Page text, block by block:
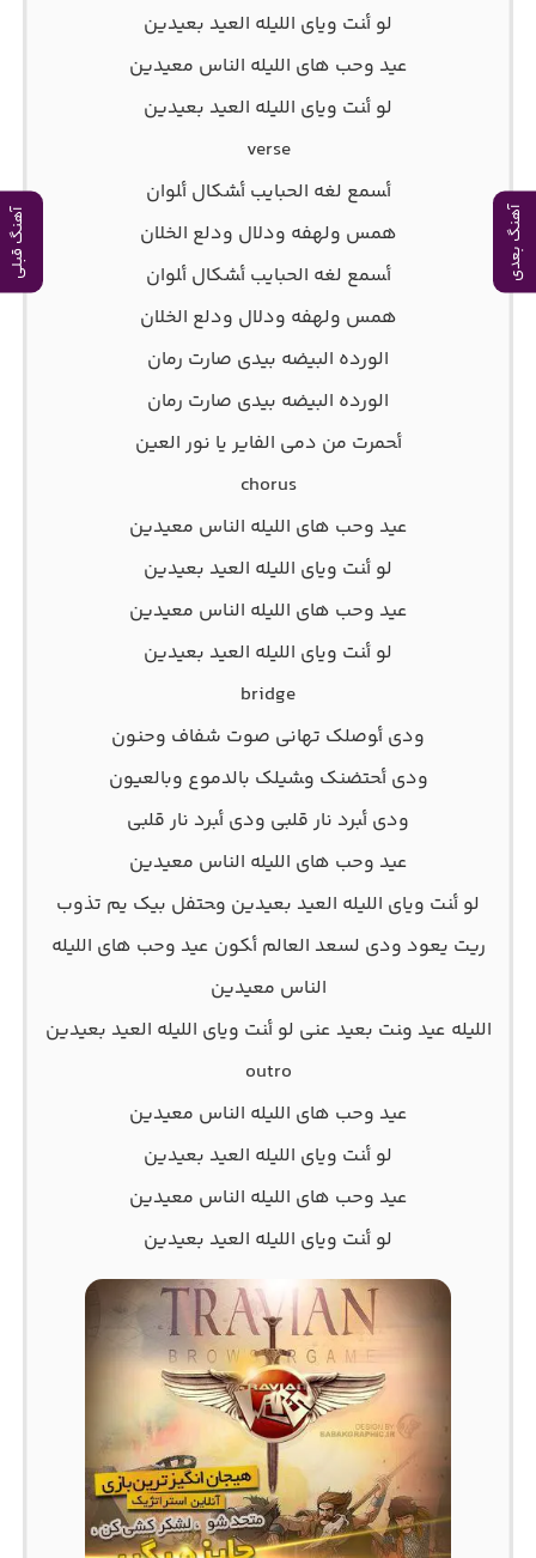
آهنگ بعدی آهنگ قبلی
ﻟﻮ أﻨﺖ وﻳﺎی اﻟﻠﻴﻠﻪ اﻟﻌﻴﺪ ﺑﻌﻴﺪﻳﻦ
ﻋﻴﺪ وﺣﺐ ﻫﺎی اﻟﻠﻴﻠﻪ اﻟﻨﺎس ﻣﻌﻴﺪﻳﻦ
ﻟﻮ أﻨﺖ وﻳﺎی اﻟﻠﻴﻠﻪ اﻟﻌﻴﺪ ﺑﻌﻴﺪﻳﻦ
verse
أﺴﻤﻊ ﻟﻐﻪ اﻟﺤﺒﺎﻳﺐ أﺸﻜﺎل أﻠﻮان
ﻫﻤﺲ وﻟﻬﻔﻪ ودﻟﺎل ودﻟﻊ اﻟﺨﻠﺎن
أﺴﻤﻊ ﻟﻐﻪ اﻟﺤﺒﺎﻳﺐ أﺸﻜﺎل أﻠﻮان
ﻫﻤﺲ وﻟﻬﻔﻪ ودﻟﺎل ودﻟﻊ اﻟﺨﻠﺎن
اﻟﻮرده اﻟﺒﻴﻀﻪ ﺑﻴﺪی ﺻﺎرت رﻣﺎن
اﻟﻮرده اﻟﺒﻴﻀﻪ ﺑﻴﺪی ﺻﺎرت رﻣﺎن
أﺤﻤﺮت ﻣﻦ دﻣﻰ اﻟﻔﺎﻳﺮ ﻳﺎ ﻧﻮر اﻟﻌﻴﻦ
chorus
ﻋﻴﺪ وﺣﺐ ﻫﺎی اﻟﻠﻴﻠﻪ اﻟﻨﺎس ﻣﻌﻴﺪﻳﻦ
ﻟﻮ أﻨﺖ وﻳﺎی اﻟﻠﻴﻠﻪ اﻟﻌﻴﺪ ﺑﻌﻴﺪﻳﻦ
ﻋﻴﺪ وﺣﺐ ﻫﺎی اﻟﻠﻴﻠﻪ اﻟﻨﺎس ﻣﻌﻴﺪﻳﻦ
ﻟﻮ أﻨﺖ وﻳﺎی اﻟﻠﻴﻠﻪ اﻟﻌﻴﺪ ﺑﻌﻴﺪﻳﻦ
bridge
ودی أﻮﺻﻠﮏ ﺗﻬﺎﻧﻰ ﺻﻮت ﺷﻔﺎف وﺣﻨﻮن
ودی أﺤﺘﻀﻨﮏ وﺸﻴﻠﮏ ﺑﺎﻟﺪﻣﻮع وﺑﺎﻟﻌﻴﻮن
ودی أﺒﺮد ﻧﺎر ﻗﻠﺒﻰ ودی أﺒﺮد ﻧﺎر ﻗﻠﺒﻰ
ﻋﻴﺪ وﺣﺐ ﻫﺎی اﻟﻠﻴﻠﻪ اﻟﻨﺎس ﻣﻌﻴﺪﻳﻦ
ﻟﻮ أﻨﺖ وﻳﺎی اﻟﻠﻴﻠﻪ اﻟﻌﻴﺪ ﺑﻌﻴﺪﻳﻦ وﺤﺘﻔﻞ ﺑﻴﮏ ﻳﻢ ﺗﺬوب
رﻳﺖ ﻳﻌﻮد ودی ﻟﺴﻌﺪ اﻟﻌﺎﻟﻢ أﻜﻮن ﻋﻴﺪ وﺣﺐ ﻫﺎی اﻟﻠﻴﻠﻪ
اﻟﻨﺎس ﻣﻌﻴﺪﻳﻦ
اﻟﻠﻴﻠﻪ ﻋﻴﺪ وﻨﺖ ﺑﻌﻴﺪ ﻋﻨﻰ ﻟﻮ أﻨﺖ وﻳﺎی اﻟﻠﻴﻠﻪ اﻟﻌﻴﺪ ﺑﻌﻴﺪﻳﻦ
outro
ﻋﻴﺪ وﺣﺐ ﻫﺎی اﻟﻠﻴﻠﻪ اﻟﻨﺎس ﻣﻌﻴﺪﻳﻦ
ﻟﻮ أﻨﺖ وﻳﺎی اﻟﻠﻴﻠﻪ اﻟﻌﻴﺪ ﺑﻌﻴﺪﻳﻦ
ﻋﻴﺪ وﺣﺐ ﻫﺎی اﻟﻠﻴﻠﻪ اﻟﻨﺎس ﻣﻌﻴﺪﻳﻦ
ﻟﻮ أﻨﺖ وﻳﺎی اﻟﻠﻴﻠﻪ اﻟﻌﻴﺪ ﺑﻌﻴﺪﻳﻦ